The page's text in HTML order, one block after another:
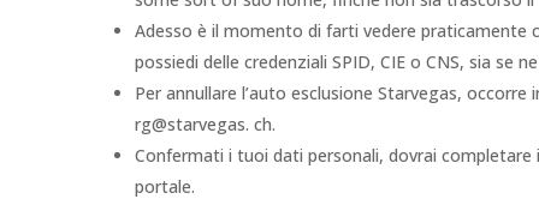
Adesso è il momento di farti vedere praticamente
possiedi delle credenziali SPID, CIE o CNS, sia se
Per annullare l’auto esclusione Starvegas,
rg@starvegas. ch.
Confermati i tuoi dati personali, dovrai
portale.